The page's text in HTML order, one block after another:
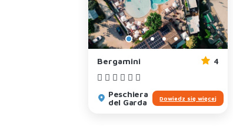
Bergamini 4
Peschiera
del Garda
Dowiedz się więcej